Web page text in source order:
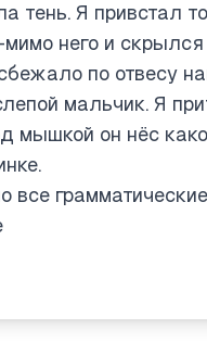
тень. Я привстал
него и
по отвесу
мальчик. Я
он нёс
все
the user likely
играл по
пол,
пробежал
and
scrambled. I need